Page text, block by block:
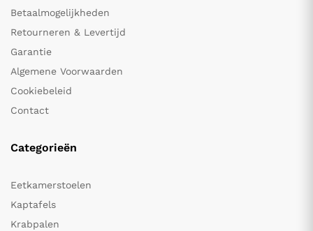
Betaalmogelijkheden
Retourneren & Levertijd
Garantie
Algemene Voorwaarden
Cookiebeleid
Contact
Categorieën
Eetkamerstoelen
Kaptafels
Krabpalen